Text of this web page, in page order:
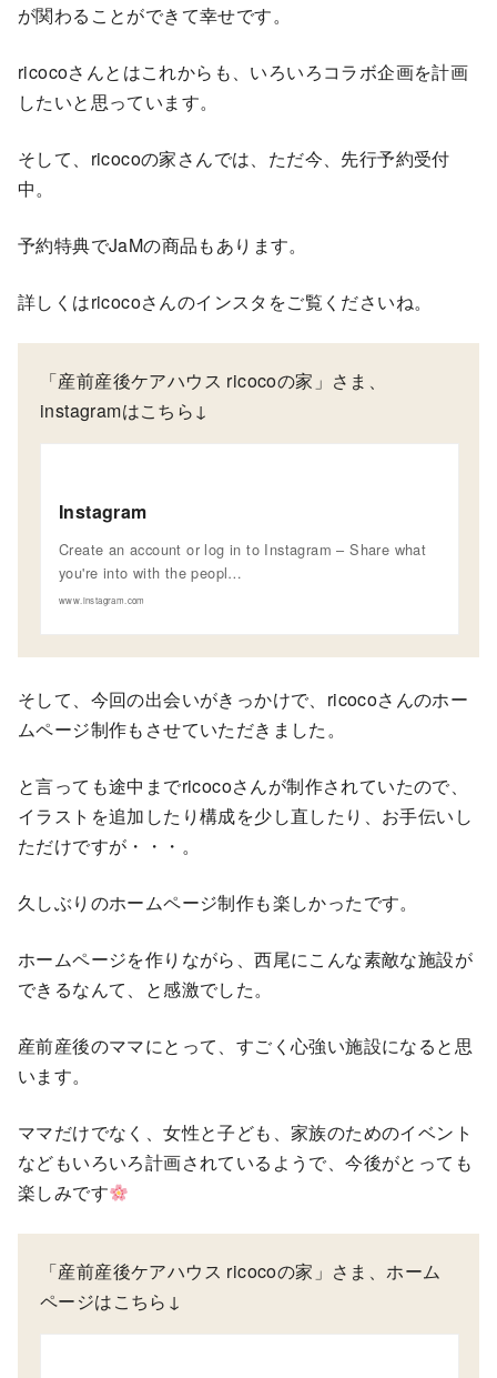
が関わることができて幸せです。
ricocoさんとはこれからも、いろいろコラボ企画を計画
したいと思っています。
そして、ricocoの家さんでは、ただ今、先行予約受付
中。
予約特典でJaMの商品もあります。
詳しくはricocoさんのインスタをご覧くださいね。
「産前産後ケアハウス ricocoの家」さま、
instagramはこちら↓
Instagram
Create an account or log in to Instagram – Share what
you're into with the peopl…
www.instagram.com
そして、今回の出会いがきっかけで、ricocoさんのホー
ムページ制作もさせていただきました。
と言っても途中までricocoさんが制作されていたので、
イラストを追加したり構成を少し直したり、お手伝いし
ただけですが・・・。
久しぶりのホームページ制作も楽しかったです。
ホームページを作りながら、西尾にこんな素敵な施設が
できるなんて、と感激でした。
産前産後のママにとって、すごく心強い施設になると思
います。
ママだけでなく、女性と子ども、家族のためのイベント
などもいろいろ計画されているようで、今後がとっても
楽しみです
「産前産後ケアハウス ricocoの家」さま、ホーム
ページはこちら↓